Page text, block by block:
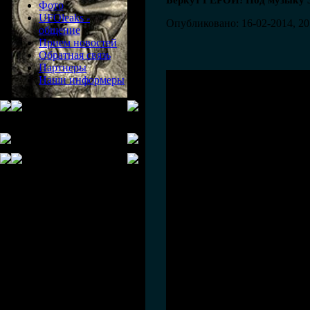
Фото
UFOleaks -
общение
Прием новостей
Обратная связь
Партнеры
Наши информеры
Опубликовано: 16-02-2014,